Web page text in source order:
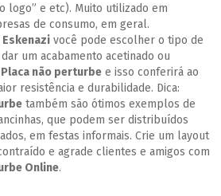
logo” e etc). Muito utilizado em
de consumo, em geral.
Eskenazivocê pode escolher o tipo de
um acabamento acetinado ou
Placa não perturbee isso conferirá ao
resistência e durabilidade. Dica:
também são ótimos exemplos de
que podem ser distribuídos
em festas informais. Crie um layout
e agrade clientes e amigos com
Online.